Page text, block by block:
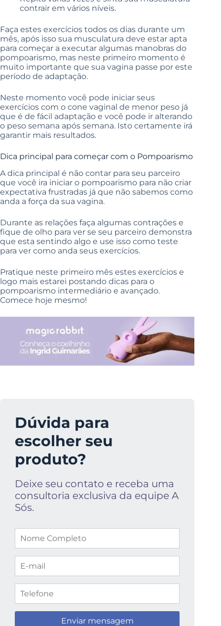
contrair em vários níveis.
Faça estes exercícios todos os dias durante um
mês, após isso sua musculatura deve estar apta
para começar a executar algumas manobras do
pompoarismo, mas neste primeiro momento é
muito importante que sua vagina passe por este
período de adaptação.
Neste momento você pode iniciar seus
exercícios com o cone vaginal de menor peso já
que é de fácil adaptação e você pode ir alterando
o peso semana após semana. Isto certamente irá
garantir mais resultados.
Dica principal para começar com o Pompoarismo
A dica principal é não contar para seu parceiro
que você ira iniciar o pompoarismo para não criar
expectativa frustradas já que não sabemos como
anda a força da sua vagina.
Durante as relações faça algumas contrações e
fique de olho para ver se seu parceiro demonstra
que esta sentindo algo e use isso como teste
para ver como anda seus exercícios.
Pratique neste primeiro mês estes exercícios e
logo mais estarei postando dicas para o
pompoarismo intermediário e avançado.
Comece hoje mesmo!
Dúvida para
escolher seu
produto?
Deixe seu contato e receba uma
consultoria exclusiva da equipe A
Sós.